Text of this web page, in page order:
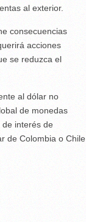
al exterior.
consecuencias
acciones
se reduzca el
al dólar no
de monedas
interés de
de Colombia o Chile